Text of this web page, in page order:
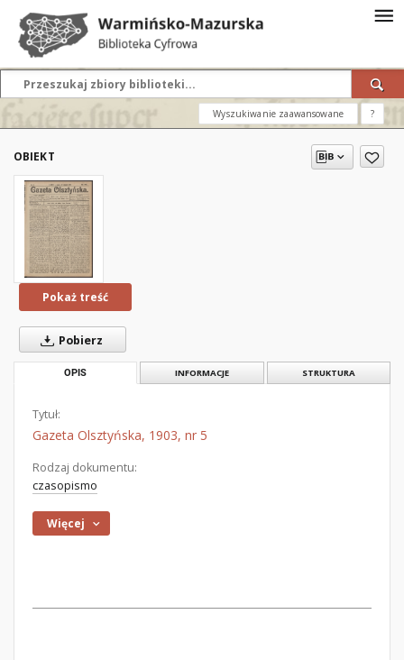
Wyszukiwanie zaawansowane ?
OBIEKT
Pokaż treść
Pobierz
OPIS INFORMACJE STRUKTURA
Tytuł:
Gazeta Olsztyńska, 1903, nr 5
Rodzaj dokumentu:
czasopismo
Więcej